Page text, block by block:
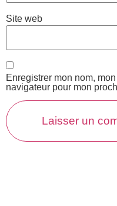
Site web
Enregistrer mon nom,
navigateur pour mon